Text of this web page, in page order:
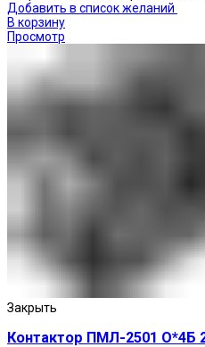
Добавить в список желаний
В корзину
Просмотр
Закрыть
Контактор ПМЛ-2501 О*4Б